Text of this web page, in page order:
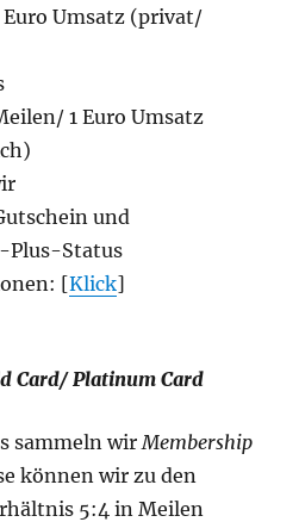
Euro Umsatz (privat/
1 Euro Umsatz
und
Plus-Status
[Klick]
Card/ Platinum Card
sammeln wir Membership
können wir zu den
5:4 in Meilen